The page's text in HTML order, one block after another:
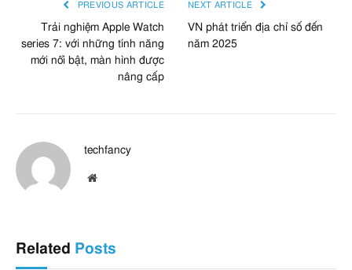
PREVIOUS ARTICLE
Trải nghiệm Apple Watch
series 7: với những tính năng
mới nổi bật, màn hình được
nâng cấp
NEXT ARTICLE
VN phát triển địa chỉ số đến
năm 2025
techfancy
Website
Related Posts